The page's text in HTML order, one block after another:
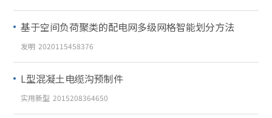
基于空间负荷聚类的配电网多级网格智能划分方法
发明 2020115458376
L型混凝土电缆沟预制件
实用新型 2015208364650